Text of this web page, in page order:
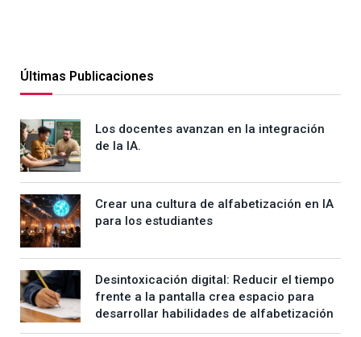
Últimas Publicaciones
Los docentes avanzan en la integración
de la IA.
Crear una cultura de alfabetización en IA
para los estudiantes
Desintoxicación digital: Reducir el tiempo
frente a la pantalla crea espacio para
desarrollar habilidades de alfabetización